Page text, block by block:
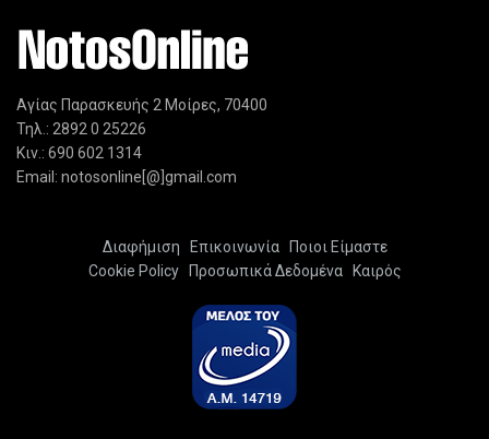
Αγίας Παρασκευής 2 Μοίρες, 70400
Τηλ.: 2892 0 25226
Κιν.: 690 602 1314
Email: notosonline[@]gmail.com
Διαφήμιση Επικοινωνία
Ποιοι Είμαστε
Cookie Policy
Προσωπικά Δεδομένα Καιρός